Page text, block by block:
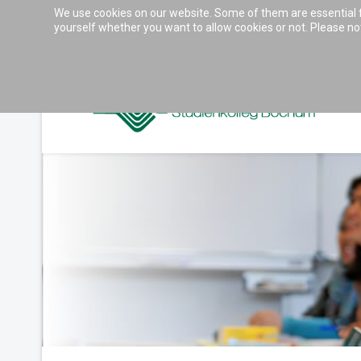
Accessibility & Tools
We use cookies on our website. Some of them are
yourself whether you want to allow cookies or not. Please